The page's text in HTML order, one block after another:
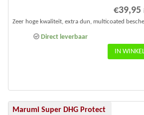
€39,95
Direct leverbaar
Zeer hoge kwaliteit, extra dun, multicoated
IN
Marumi Super DHG Protect